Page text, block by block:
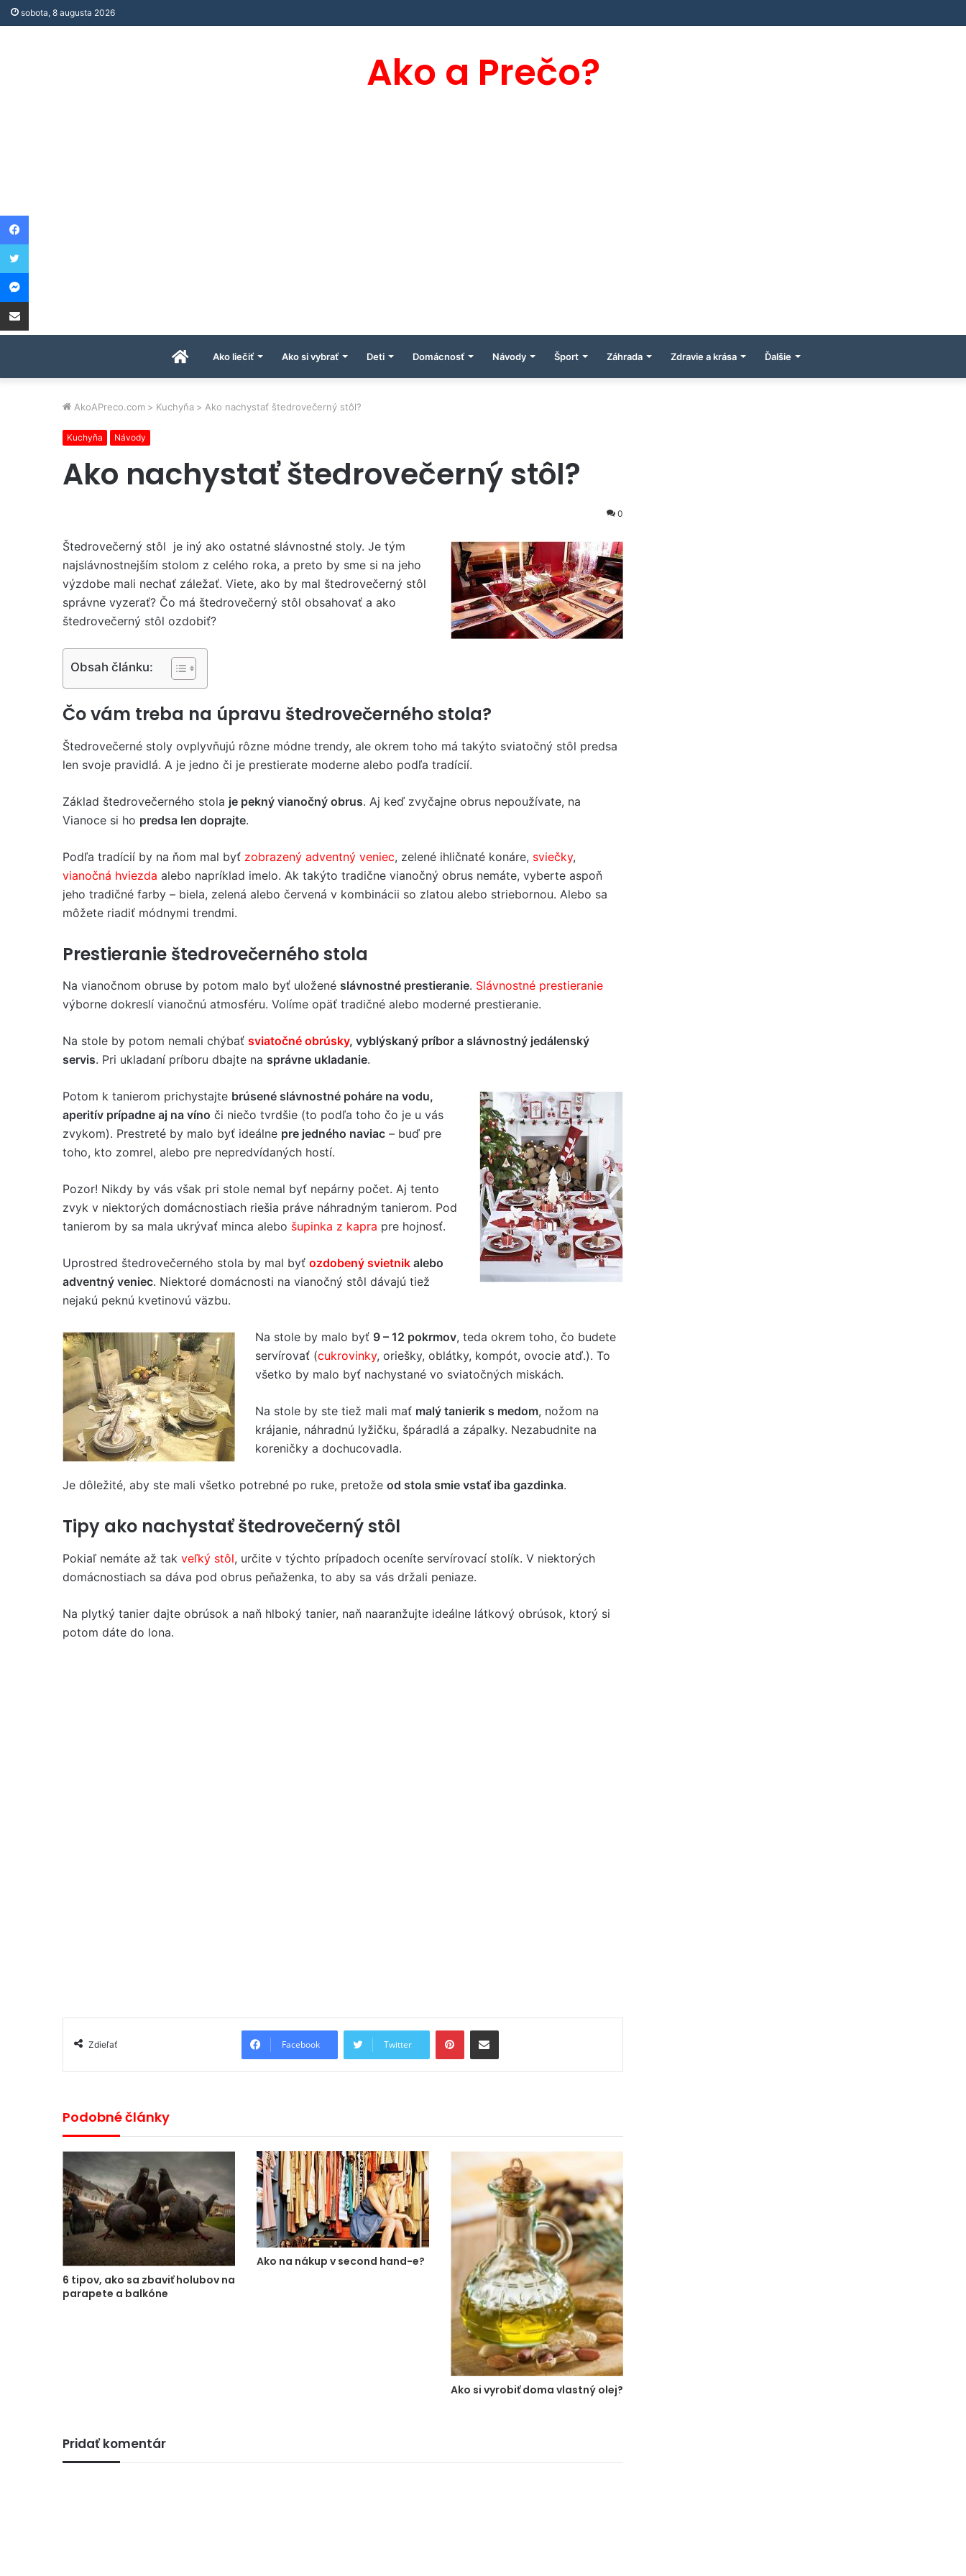
sobota, 8 augusta 2026
Ako a Prečo?
ÚvodnáAko liečiť Ako si vybrať Deti Domácnosť Návody Šport Záhrada Zdravie a krása Ďalšie
AkoAPreco.com > Kuchyňa > Ako nachystať štedrovečerný stôl?
Kuchyňa Návody
Ako nachystať štedrovečerný stôl?
0
Štedrovečerný stôl je iný ako ostatné slávnostné stoly. Je tým
najslávnostnejším stolom z celého roka, a preto by sme si na jeho
výzdobe mali nechať záležať. Viete, ako by mal štedrovečerný stôl
správne vyzerať? Čo má štedrovečerný stôl obsahovať a ako
štedrovečerný stôl ozdobiť?
Obsah článku:
Čo vám treba na úpravu štedrovečerného stola?
Štedrovečerné stoly ovplyvňujú rôzne módne trendy, ale okrem toho má takýto sviatočný stôl predsa
len svoje pravidlá. A je jedno či je prestierate moderne alebo podľa tradícií.
Základ štedrovečerného stola je pekný vianočný obrus. Aj keď zvyčajne obrus nepoužívate, na
Vianoce si ho predsa len doprajte.
Podľa tradícií by na ňom mal byť zobrazený adventný veniec, zelené ihličnaté konáre, sviečky,
vianočná hviezda alebo napríklad imelo. Ak takýto tradične vianočný obrus nemáte, vyberte aspoň
jeho tradičné farby – biela, zelená alebo červená v kombinácii so zlatou alebo striebornou. Alebo sa
môžete riadiť módnymi trendmi.
Prestieranie štedrovečerného stola
Na vianočnom obruse by potom malo byť uložené slávnostné prestieranie. Slávnostné prestieranie
výborne dokreslí vianočnú atmosféru. Volíme opäť tradičné alebo moderné prestieranie.
Na stole by potom nemali chýbať sviatočné obrúsky, vyblýskaný príbor a slávnostný jedálenský
servis. Pri ukladaní príboru dbajte na správne ukladanie.
Potom k tanierom prichystajte brúsené slávnostné poháre na vodu,
aperitív prípadne aj na víno či niečo tvrdšie (to podľa toho čo je u vás
zvykom). Prestreté by malo byť ideálne pre jedného naviac – buď pre
toho, kto zomrel, alebo pre nepredvídaných hostí.
Pozor! Nikdy by vás však pri stole nemal byť nepárny počet. Aj tento
zvyk v niektorých domácnostiach riešia práve náhradným tanierom. Pod
tanierom by sa mala ukrývať minca alebo šupinka z kapra pre hojnosť.
Uprostred štedrovečerného stola by mal byť ozdobený svietnik alebo
adventný veniec. Niektoré domácnosti na vianočný stôl dávajú tiež
nejakú peknú kvetinovú väzbu.
Na stole by malo byť 9 – 12 pokrmov, teda okrem toho, čo budete
servírovať (cukrovinky, oriešky, oblátky, kompót, ovocie atď.). To
všetko by malo byť nachystané vo sviatočných miskách.
Na stole by ste tiež mali mať malý tanierik s medom, nožom na
krájanie, náhradnú lyžičku, špáradlá a zápalky. Nezabudnite na
koreničky a dochucovadla.
Je dôležité, aby ste mali všetko potrebné po ruke, pretože od stola smie vstať iba gazdinka.
Tipy ako nachystať štedrovečerný stôl
Pokiaľ nemáte až tak veľký stôl, určite v týchto prípadoch oceníte servírovací stolík. V niektorých
domácnostiach sa dáva pod obrus peňaženka, to aby sa vás držali peniaze.
Na plytký tanier dajte obrúsok a naň hlboký tanier, naň naaranžujte ideálne látkový obrúsok, ktorý si
potom dáte do lona.
Zdieľať Facebook Twitter
PinterestShare via Email
Podobné články
6 tipov, ako sa zbaviť holubov na
parapete a balkóne
Ako na nákup v second hand-e?
Ako si vyrobiť doma vlastný olej?
Pridať komentár
Facebook
Twitter
Messenger
Share via Email